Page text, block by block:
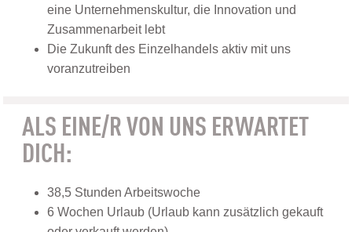
eine Unternehmenskultur, die Innovation und
Zusammenarbeit lebt
Die Zukunft des Einzelhandels aktiv mit uns
voranzutreiben
ALS EINE/R VON UNS ERWARTET
DICH:
38,5 Stunden Arbeitswoche
6 Wochen Urlaub (Urlaub kann zusätzlich gekauft